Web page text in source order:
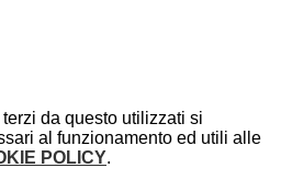
da questo utilizzati si
al funzionamento ed utili alle
POLICY.